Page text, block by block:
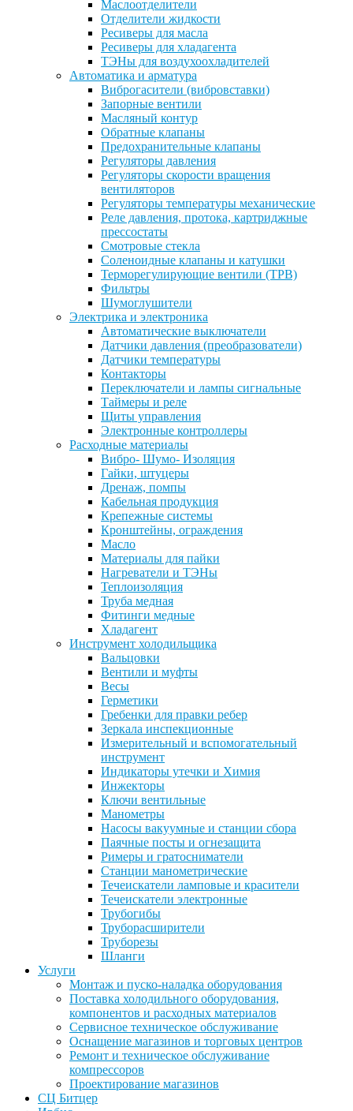
Маслоотделители
Отделители жидкости
Ресиверы для масла
Ресиверы для хладагента
ТЭНы для воздухоохладителей
Автоматика и арматура
Виброгасители (вибровставки)
Запорные вентили
Масляный контур
Обратные клапаны
Предохранительные клапаны
Регуляторы давления
Регуляторы скорости вращения
вентиляторов
Регуляторы температуры механические
Реле давления, протока, картриджные
прессостаты
Смотровые стекла
Соленоидные клапаны и катушки
Терморегулирующие вентили (ТРВ)
Фильтры
Шумоглушители
Электрика и электроника
Автоматические выключатели
Датчики давления (преобразователи)
Датчики температуры
Контакторы
Переключатели и лампы сигнальные
Таймеры и реле
Щиты управления
Электронные контроллеры
Расходные материалы
Вибро- Шумо- Изоляция
Гайки, штуцеры
Дренаж, помпы
Кабельная продукция
Крепежные системы
Кронштейны, ограждения
Масло
Материалы для пайки
Нагреватели и ТЭНы
Теплоизоляция
Труба медная
Фитинги медные
Хладагент
Инструмент холодильщика
Вальцовки
Вентили и муфты
Весы
Герметики
Гребенки для правки ребер
Зеркала инспекционные
Измерительный и вспомогательный
инструмент
Индикаторы утечки и Химия
Инжекторы
Ключи вентильные
Манометры
Насосы вакуумные и станции сбора
Паячные посты и огнезащита
Римеры и гратосниматели
Станции манометрические
Течеискатели ламповые и красители
Течеискатели электронные
Трубогибы
Труборасширители
Труборезы
Шланги
Услуги
Монтаж и пуско-наладка оборудования
Поставка холодильного оборудования,
компонентов и расходных материалов
Сервисное техническое обслуживание
Оснащение магазинов и торговых центров
Ремонт и техническое обслуживание
компрессоров
Проектирование магазинов
СЦ Битцер